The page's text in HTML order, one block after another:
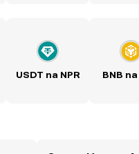
USDT na NPR BNB na